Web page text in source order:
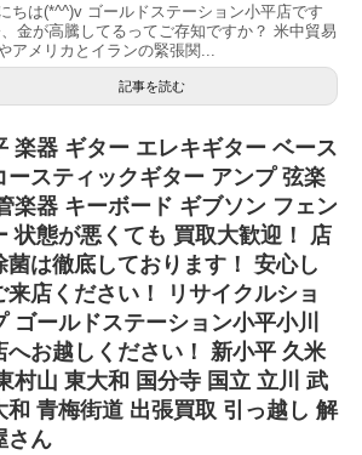
ちは(*^^)v ゴールドステーション小平店です
金が高騰してるってご存知ですか？ 米中貿易
アメリカとイランの緊張関...
記事を読む
楽器 ギター エレキギター ベース
ースティックギター アンプ 弦楽
楽器 キーボード ギブソン フェン
状態が悪くても 買取大歓迎！ 店
菌は徹底しております！ 安心し
来店ください！ リサイクルショ
ゴールドステーション小平小川
へお越しください！ 新小平 久米
村山 東大和 国分寺 国立 立川 武
和 青梅街道 出張買取 引っ越し 解
さん